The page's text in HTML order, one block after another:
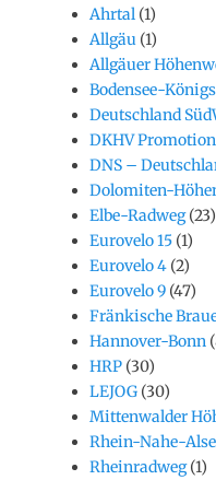
Ahrtal (1)
Allgäu (1)
Allgäuer
Bodensee-
Deutschland
DKHV
DNS –
Dolomiten-
Elbe-Radweg(23)
Eurovelo 15 (1)
Eurovelo 4 (2)
Eurovelo 9 (47)
Fränkische
Hannover-Bonn
HRP (30)
LEJOG (30)
Mittenwalder
Rhein-Nahe-
Rheinradweg(1)